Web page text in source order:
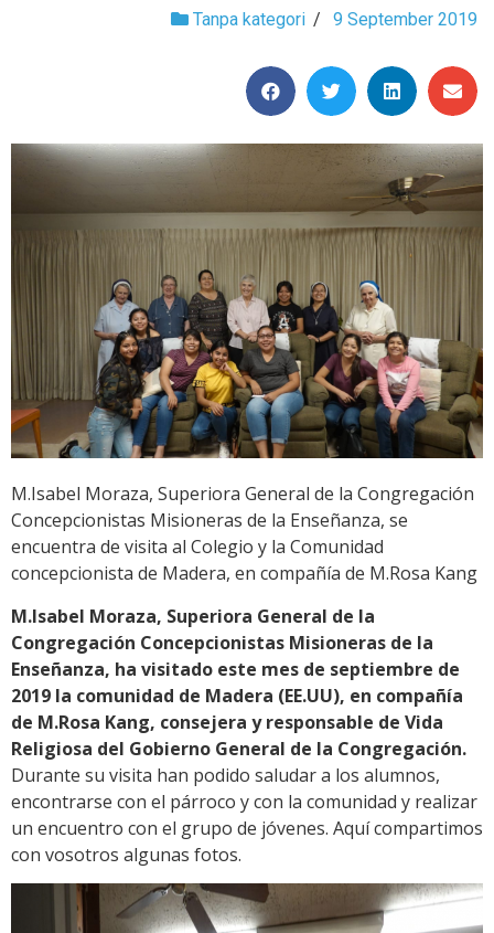
Tanpa kategori / 9 September 2019
M.Isabel Moraza, Superiora General de la Congregación
Concepcionistas Misioneras de la Enseñanza, se
encuentra de visita al Colegio y la Comunidad
concepcionista de Madera, en compañía de M.Rosa Kang
M.Isabel Moraza, Superiora General de la
Congregación Concepcionistas Misioneras de la
Enseñanza, ha visitado este mes de septiembre de
2019 la comunidad de Madera (EE.UU), en compañía
de M.Rosa Kang, consejera y responsable de Vida
Religiosa del Gobierno General de la Congregación.
Durante su visita han podido saludar a los alumnos,
encontrarse con el párroco y con la comunidad y realizar
un encuentro con el grupo de jóvenes. Aquí compartimos
con vosotros algunas fotos.